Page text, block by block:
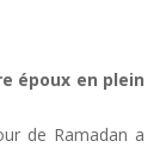
époux en plein
de Ramadan a